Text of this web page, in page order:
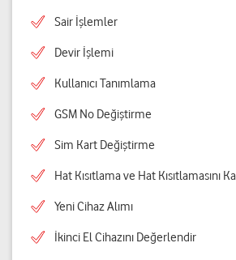
Sair İşlemler
Devir İşlemi
Kullanıcı Tanımlama
GSM No Değiştirme
Sim Kart Değiştirme
Hat Kısıtlama ve Hat Kısıtlamasını
Yeni Cihaz Alımı
İkinci El Cihazını Değerlendir